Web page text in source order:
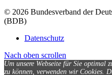
© 2026 Bundesverband der
(BDB)
Datenschutz
Nach oben scrollen
Um unsere Webseite für Sie optimal
zu können, verwenden wir Cookies.